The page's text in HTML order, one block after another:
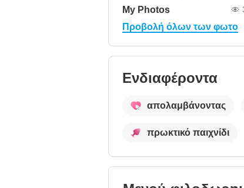
My Photos
Προβολή όλων των φωτο
Ενδιαφέροντα
απολαμβάνοντας
πρωκτικό παιχνίδι